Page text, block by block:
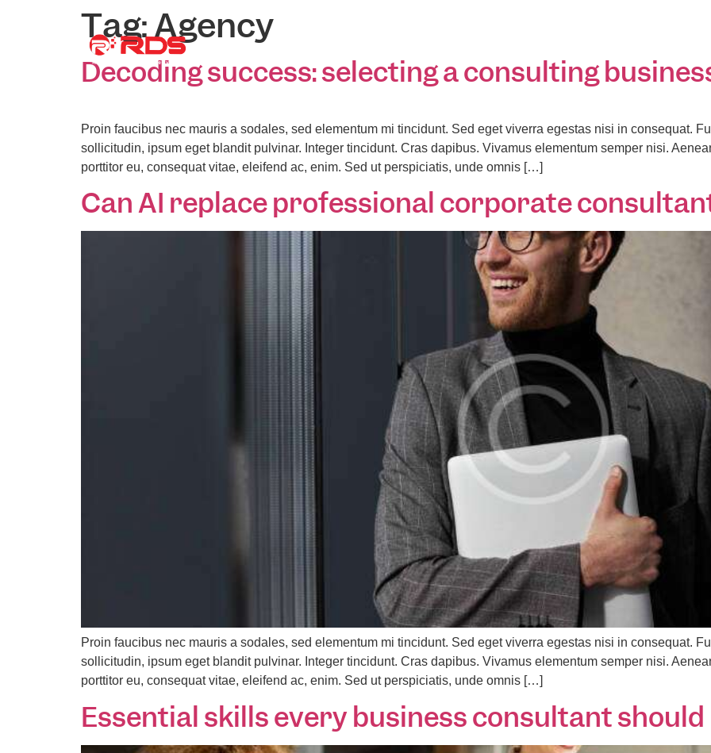
Tag:Agency
Decoding success: selecting a consulting
Proin faucibus nec mauris a sodales, sed elementum mi tincidunt. Sed eget viverra egestas nisi in consequat.
sollicitudin, ipsum eget blandit pulvinar. Integer tincidunt. Cras dapibus. Vivamus elementum semper nisi.
porttitor eu, consequat vitae, eleifend ac, enim. Sed ut perspiciatis, unde omnis […]
Can AI replace professional corporate
Proin faucibus nec mauris a sodales, sed elementum mi tincidunt. Sed eget viverra egestas nisi in consequat.
sollicitudin, ipsum eget blandit pulvinar. Integer tincidunt. Cras dapibus. Vivamus elementum semper nisi.
porttitor eu, consequat vitae, eleifend ac, enim. Sed ut perspiciatis, unde omnis […]
Essential skills every business consultant should